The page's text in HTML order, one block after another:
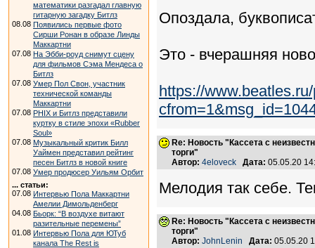
математики разгадал главную
гитарную загадку Битлз
08.08 Появились первые фото
Сирши Ронан в образе Линды
Маккартни
07.08 На Эбби-роуд снимут сцену
для фильмов Сэма Мендеса о
Битлз
07.08 Умер Пол Свон, участник
технической команды
Маккартни
07.08 PHIX и Битлз представили
куртку в стиле эпохи «Rubber
Soul»
07.08 Музыкальный критик Билл
Уаймен представил рейтинг
песен Битлз в новой книге
07.08 Умер продюсер Уильям Орбит
... статьи:
07.08 Интервью Пола Маккартни
Амелии Димольденберг
04.08 Бьорк: “В воздухе витают
разительные перемены”
01.08 Интервью Пола для ЮТуб
канала The Rest is
Опоздала,
Это - вчерашняя
https://
Re: Новость "Кассета с
торги"
Автор: 4eloveck Дата: 05.05.20
Мелодия так себе.
Re: Новость "Кассета с
торги"
Автор: JohnLenin Дата: 05.05.20